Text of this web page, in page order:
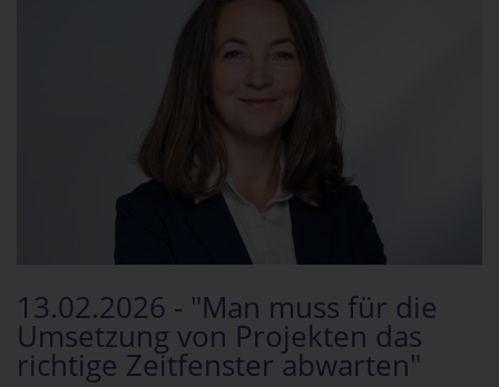
13.02.2026 - "Man muss für die
Umsetzung von Projekten das
richtige Zeitfenster abwarten"